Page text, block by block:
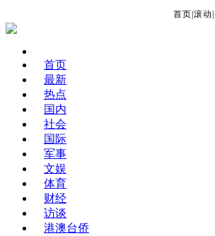
首页 滚动
首页
最新
热点
国内
社会
国际
军事
文娱
体育
财经
访谈
港澳台侨